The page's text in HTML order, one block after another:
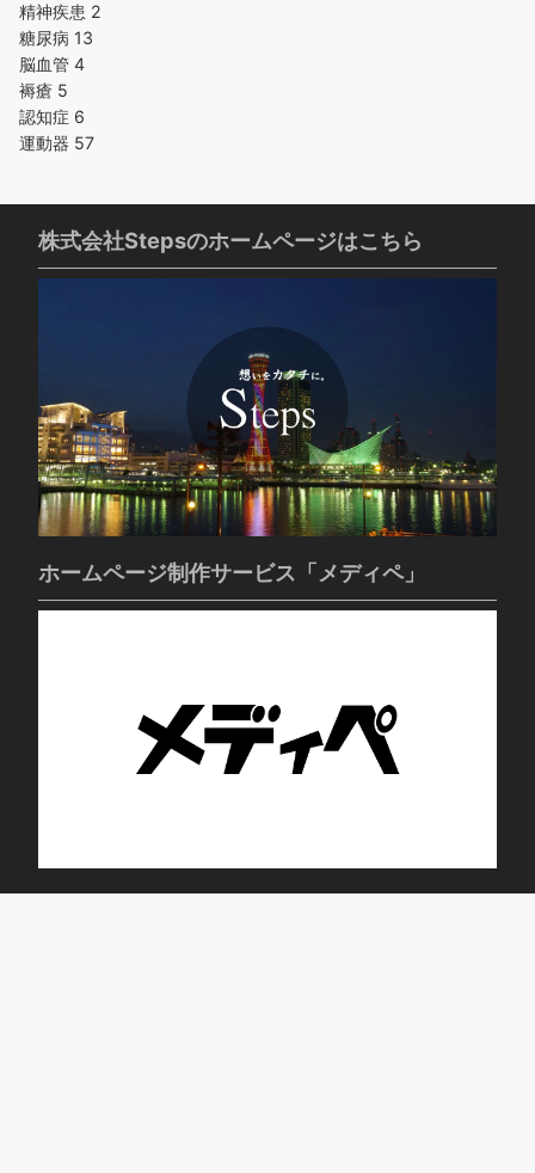
精神疾患 2
糖尿病 13
脳血管 4
褥瘡 5
認知症 6
運動器 57
株式会社Stepsのホームページはこちら
ホームページ制作サービス「メディペ」